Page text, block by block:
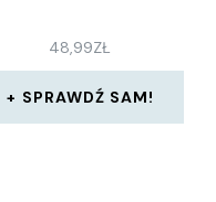
48,99ZŁ
SPRAWDŹ SAM!